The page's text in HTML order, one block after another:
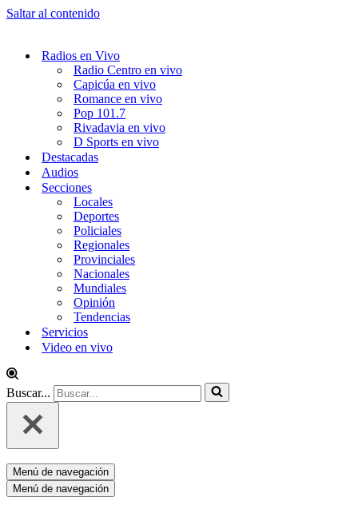
Saltar al contenido
Radios en Vivo
Radio Centro en vivo
Capicúa en vivo
Romance en vivo
Pop 101.7
Rivadavia en vivo
D Sports en vivo
Destacadas
Audios
Secciones
Locales
Deportes
Policiales
Regionales
Provinciales
Nacionales
Mundiales
Opinión
Tendencias
Servicios
Video en vivo
Buscar...
Menú de navegación
Menú de navegación